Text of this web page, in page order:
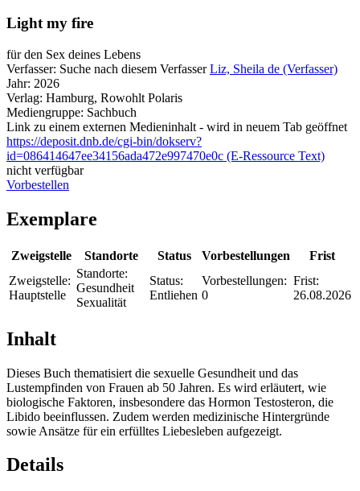
Light my fire
für den Sex deines Lebens
Verfasser: Suche nach diesem Verfasser Liz, Sheila de (Verfasser)
Jahr: 2026
Verlag: Hamburg, Rowohlt Polaris
Mediengruppe: Sachbuch
Link zu einem externen Medieninhalt - wird in neuem Tab geöffnet
https://deposit.dnb.de/cgi-bin/dokserv?
id=086414647ee34156ada472e997470e0c (E-Ressource Text)
nicht verfügbar
Vorbestellen
Exemplare
Zweigstelle Standorte Status Vorbestellungen
Frist
Zweigstelle:
Hauptstelle
Standorte:
Gesundheit
Sexualität
Status:
Entliehen
Vorbestellungen:
0
Frist:
26.08.2026
Inhalt
Dieses Buch thematisiert die sexuelle Gesundheit und das
Lustempfinden von Frauen ab 50 Jahren. Es wird erläutert, wie
biologische Faktoren, insbesondere das Hormon Testosteron, die
Libido beeinflussen. Zudem werden medizinische Hintergründe
sowie Ansätze für ein erfülltes Liebesleben aufgezeigt.
Details